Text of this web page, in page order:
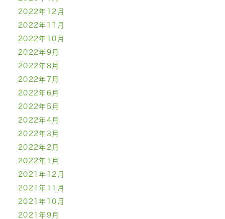
2022年12月
2022年11月
2022年10月
2022年9月
2022年8月
2022年7月
2022年6月
2022年5月
2022年4月
2022年3月
2022年2月
2022年1月
2021年12月
2021年11月
2021年10月
2021年9月